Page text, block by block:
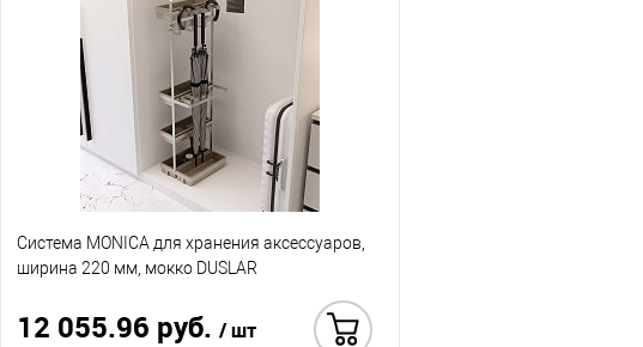
Система MONICA для хранения аксессуаров,
ширина 220 мм, мокко DUSLAR
12 055.96 руб. / шт